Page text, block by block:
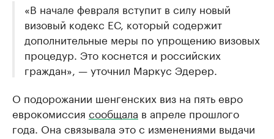
«В начале февраля вступит в силу новый
визовый кодекс ЕС, который содержит
дополнительные меры по упрощению визовых
процедур. Это коснется и российских
граждан», — уточнил Маркус Эдерер.
О подорожании шенгенских виз на пять евро
еврокомиссия сообщала в апреле прошлого
года. Она связывала это с изменениями выдачи